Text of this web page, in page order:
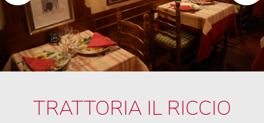
TRATTORIA IL RICCIO